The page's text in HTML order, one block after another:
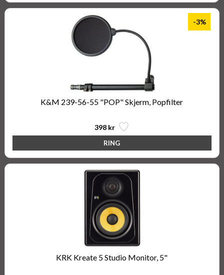
-3%
K&M 239-56-55 "POP" Skjerm, Popfilter
398 kr
KRK Kreate 5 Studio Monitor, 5"